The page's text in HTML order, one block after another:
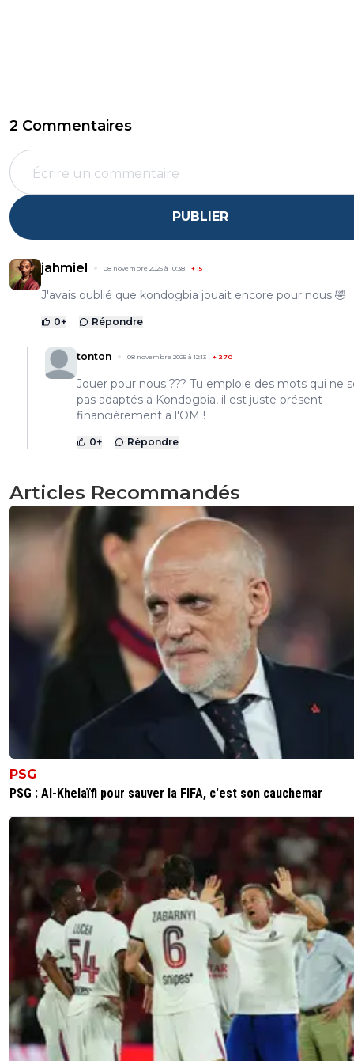
2 Commentaires
PUBLIER
jahmiel 08 novembre 2025 à 10:38 +15
J'avais oublié que kondogbia jouait encore pour nous 🤣
0+ Répondre
tonton 08 novembre 2025 à 12:13 + 270
Jouer pour nous ??? Tu emploie des mots qui ne
pas adaptés a Kondogbia, il est juste présent
financièrement a l'OM !
0+ Répondre
Articles Recommandés
PSG
PSG : Al-Khelaïfi pour sauver la FIFA, c'est son cauchemar